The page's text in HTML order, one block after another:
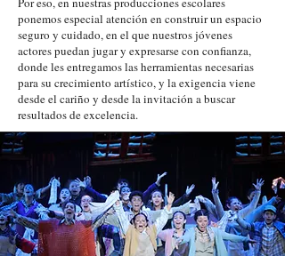
ponemos especial atención en construir un espacio
seguro y cuidado, en el que nuestros jóvenes
actores puedan jugar y expresarse con confianza,
donde les entregamos las herramientas necesarias
para su crecimiento artístico, y la exigencia viene
desde el cariño y desde la invitación a buscar
resultados de excelencia.